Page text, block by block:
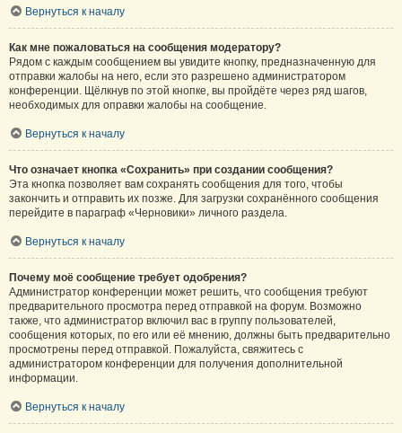
Вернуться к началу
Как мне пожаловаться на сообщения модератору?
Рядом с каждым сообщением вы увидите кнопку, предназначенную для
отправки жалобы на него, если это разрешено администратором
конференции. Щёлкнув по этой кнопке, вы пройдёте через ряд шагов,
необходимых для оправки жалобы на сообщение.
Вернуться к началу
Что означает кнопка «Сохранить» при создании сообщения?
Эта кнопка позволяет вам сохранять сообщения для того, чтобы
закончить и отправить их позже. Для загрузки сохранённого сообщения
перейдите в параграф «Черновики» личного раздела.
Вернуться к началу
Почему моё сообщение требует одобрения?
Администратор конференции может решить, что сообщения требуют
предварительного просмотра перед отправкой на форум. Возможно
также, что администратор включил вас в группу пользователей,
сообщения которых, по его или её мнению, должны быть предварительно
просмотрены перед отправкой. Пожалуйста, свяжитесь с
администратором конференции для получения дополнительной
информации.
Вернуться к началу